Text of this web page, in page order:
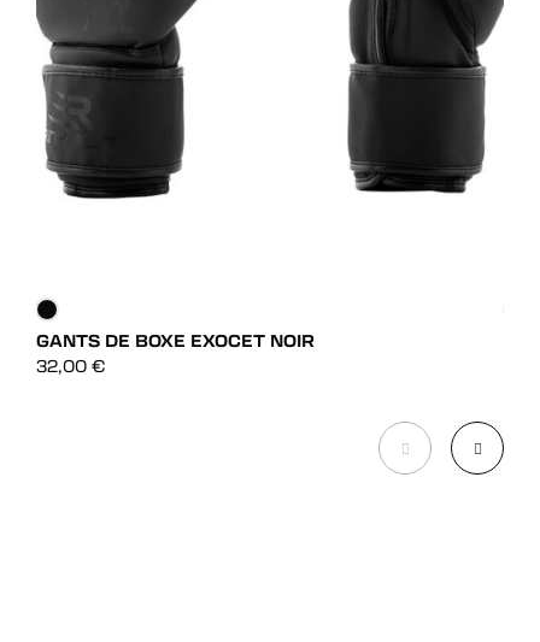
GANTS DE BOXE EXOCET NOIR
32,00 €